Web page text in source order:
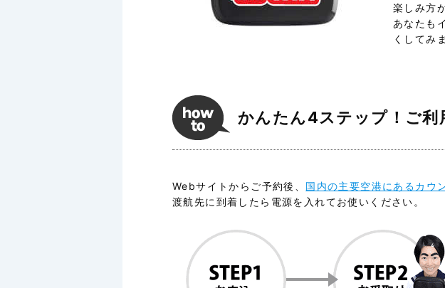
楽しみ方
あなたも
くしてみ
かんたん4ステップ！ご利
Webサイトからご予約後、 国内の主要空港にあるカウ
渡航先に到着したら電源を入れてお使いください。